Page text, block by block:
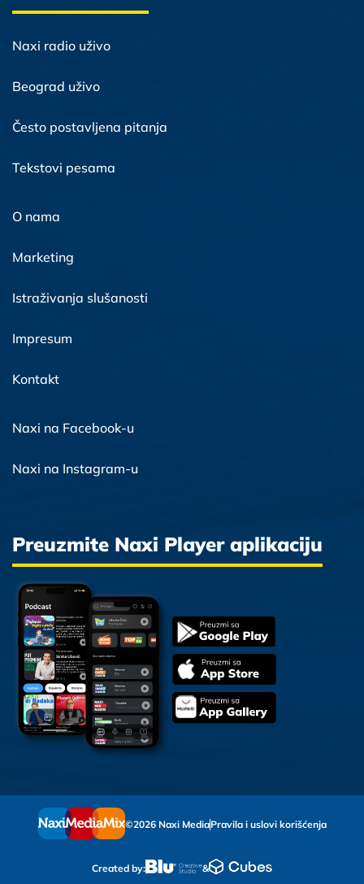
Naxi radio uživo
Beograd uživo
Često postavljena pitanja
Tekstovi pesama
O nama
Marketing
Istraživanja slušanosti
Impresum
Kontakt
Naxi na Facebook-u
Naxi na Instagram-u
Preuzmite Naxi Player aplikaciju
©2026 Naxi MediaPravila i uslovi korišćenja
Created by: &